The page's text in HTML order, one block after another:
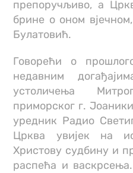
препоручљиво, а
брине о оном
Булатовић.
Говорећи о
недавним
устоличења
приморског г.
уредник Радио
Црква увијек на
Христову судбину и
распећа и